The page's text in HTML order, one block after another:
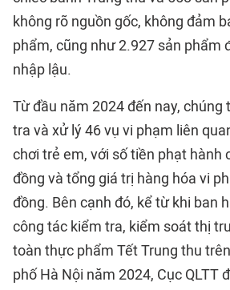
không rõ nguồn gốc, không đảm
phẩm, cũng như 2.927 sản phẩm
nhập lậu.
Từ đầu năm 2024 đến nay, chúng
tra và xử lý 46 vụ vi phạm liên
chơi trẻ em, với số tiền phạt hành
đồng và tổng giá trị hàng hóa vi
đồng. Bên cạnh đó, kể từ khi ban
công tác kiểm tra, kiểm soát thị
toàn thực phẩm Tết Trung thu
phố Hà Nội năm 2024, Cục QLTT